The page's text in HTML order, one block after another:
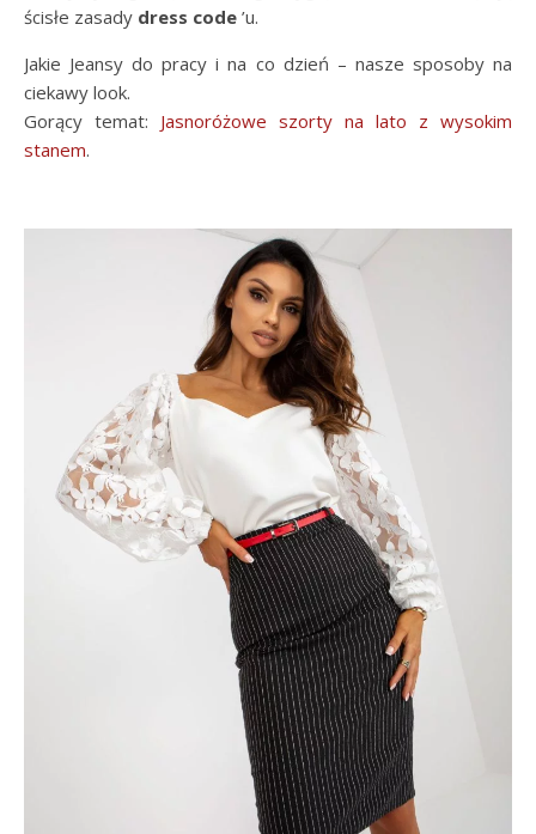
ścisłe zasady dress code ’u.
Jakie Jeansy do pracy i na co dzień – nasze sposoby na
ciekawy look.
Gorący temat: Jasnoróżowe szorty na lato z wysokim
stanem.